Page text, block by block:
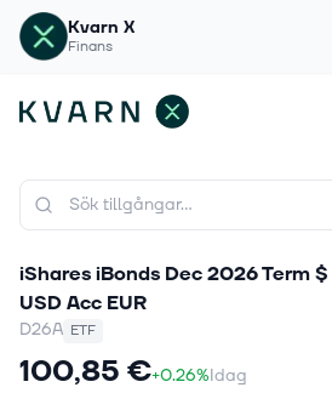
Kvarn X
Finans
iShares iBonds Dec 2026 Term
USD Acc EUR
D26A ETF
100,85 €+0.26%Idag